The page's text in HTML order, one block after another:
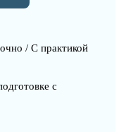
/ С практикой
с